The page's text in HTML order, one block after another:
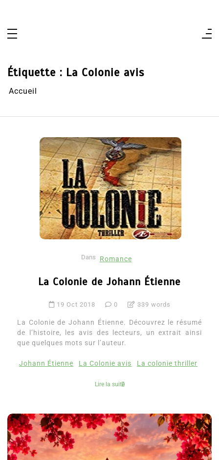
Étiquette : La Colonie avis
Accueil
Dans Romance
La Colonie de Johann Étienne
19 Oct 2018 0 339 words
La Colonie de Johann Étienne. Découvrez le résumé
de l’histoire, les avis des lecteurs, un extrait ainsi
que quelques mots sur l’auteur.
Johann Étienne La Colonie avis La colonie thriller
Lire la suite